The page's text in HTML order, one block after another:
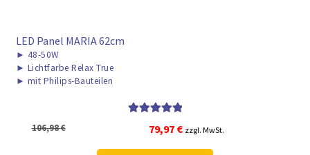
LED Panel MARIA 62cm
► 48-50W
► Lichtfarbe Relax True
► mit Philips-Bauteilen
von 5
106,98€
Ursprünglicher
Preis
79,97 €Aktueller
Preis
zzgl. MwSt.